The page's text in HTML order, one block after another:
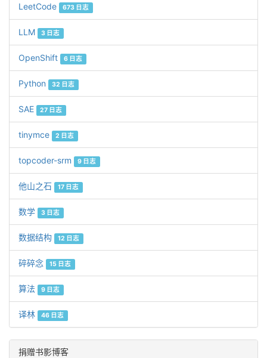
LeetCode 673 日志
LLM 3 日志
OpenShift 6 日志
Python 32 日志
SAE 27 日志
tinymce 2 日志
topcoder-srm 9 日志
他山之石 17 日志
数学 3 日志
数据结构 12 日志
碎碎念 15 日志
算法 9 日志
译林 46 日志
捐赠书影博客